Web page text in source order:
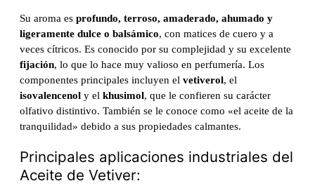
Su aroma es profundo, terroso, amaderado, ahumado y
ligeramente dulce o balsámico, con matices de cuero y a
veces cítricos. Es conocido por su complejidad y su excelente
fijación, lo que lo hace muy valioso en perfumería. Los
componentes principales incluyen el vetiverol, el
isovalencenol y el khusimol, que le confieren su carácter
olfativo distintivo. También se le conoce como «el aceite de la
tranquilidad» debido a sus propiedades calmantes.
Principales aplicaciones industriales del
Aceite de Vetiver: